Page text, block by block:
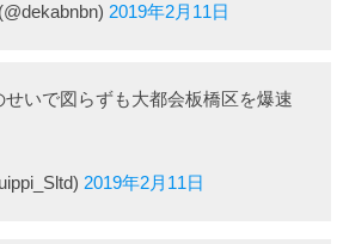
2019年2月11日
いで図らずも大都会板橋区を爆速
2019年2月11日